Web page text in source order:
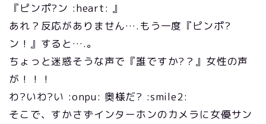
『ピンポ?ン :heart: 』
あれ？反応がありません….もう一度『ピンポ?
ン！』すると….。
ちょっと迷惑そうな声で『誰ですか?？』女性の声
が！！！
わ?いわ?い :onpu: 奥様だ? :smile2:
そこで、すかさずインターホンのカメラに女優サン